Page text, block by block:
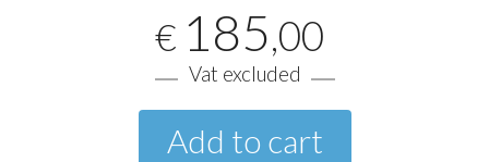
€ 185,00
Vat excluded
Add to cart